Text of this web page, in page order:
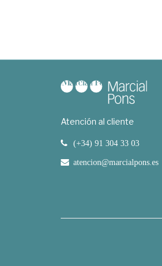
Atención al cliente
(+34) 91 304 33 03
atencion@marcialpons.es